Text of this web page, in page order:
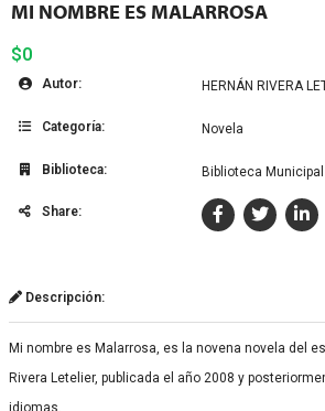
MI NOMBRE ES MALARROSA
$0
Autor: HERNÁN RIVERA
Categoría: Novela
Biblioteca: Biblioteca
Share:
Descripción:
Mi nombre es Malarrosa, es la novena novela del
Rivera Letelier, publicada el año 2008 y